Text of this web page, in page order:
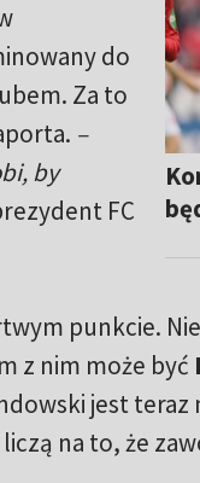
do
Za to
–
by
FC
punkcie.
z nim może być
jest teraz
na to, że